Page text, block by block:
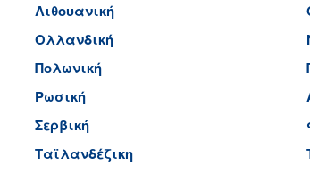
Λιθουανική
Ολλανδική
Πολωνική
Ρωσική
Σερβική
Ταϊλανδέζικη